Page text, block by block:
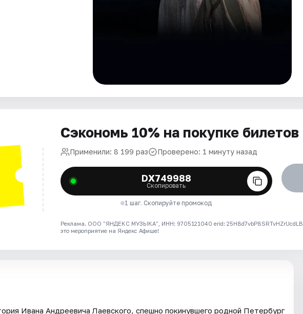
Сэкономь 10% на покупке билетов
Применили: 8 199 раз Проверено: 1 минуту назад
DX749988
Скопировать
1 шаг. Скопируйте промокод
Реклама. ООО "ЯНДЕКС МУЗЫКА", ИНН: 9705121040 erid: 25H8d7vbP8SRTvHZrUcdLB
это мероприятие на Яндекс Афише!
Ивана Андреевича Лаевского, спешно покинувшего родной Петербург